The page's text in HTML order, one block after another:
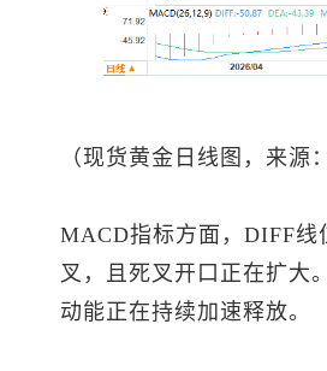
（现货黄金 日线图，来源
MACD指标方面，DIFF线
叉，且死叉开口正在扩大
动能正在持续加速释放。